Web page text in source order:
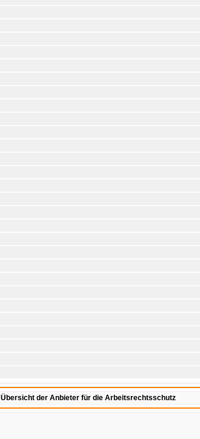
Übersicht der Anbieter für die Arbeitsrechtsschutz